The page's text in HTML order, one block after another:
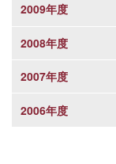
2009年度
2008年度
2007年度
2006年度